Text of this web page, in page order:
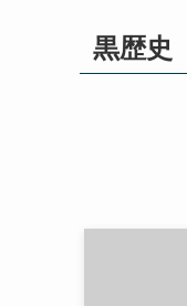
黒歴史